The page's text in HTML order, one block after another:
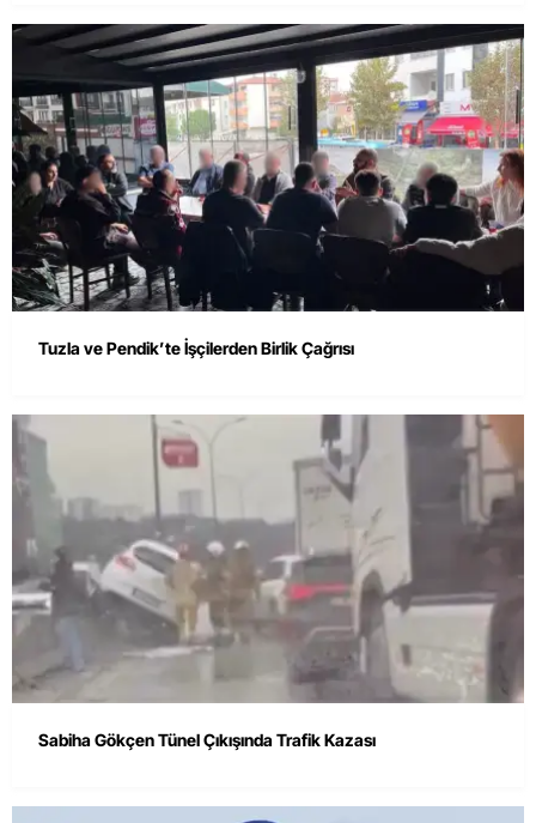
Tuzla ve Pendik’te İşçilerden Birlik Çağrısı
Sabiha Gökçen Tünel Çıkışında Trafik Kazası